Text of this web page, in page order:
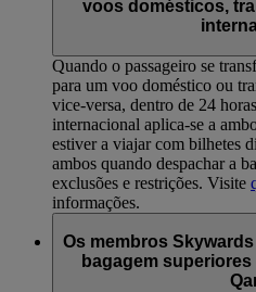
voos domésticos,
Quando o passageiro se
para um voo doméstico ou
vice-versa, dentro de 24
internacional aplica-se a
estiver a viajar com bilhetes
ambos quando despachar a
exclusões e restrições. Visite
informações.
Os membros
bagagem